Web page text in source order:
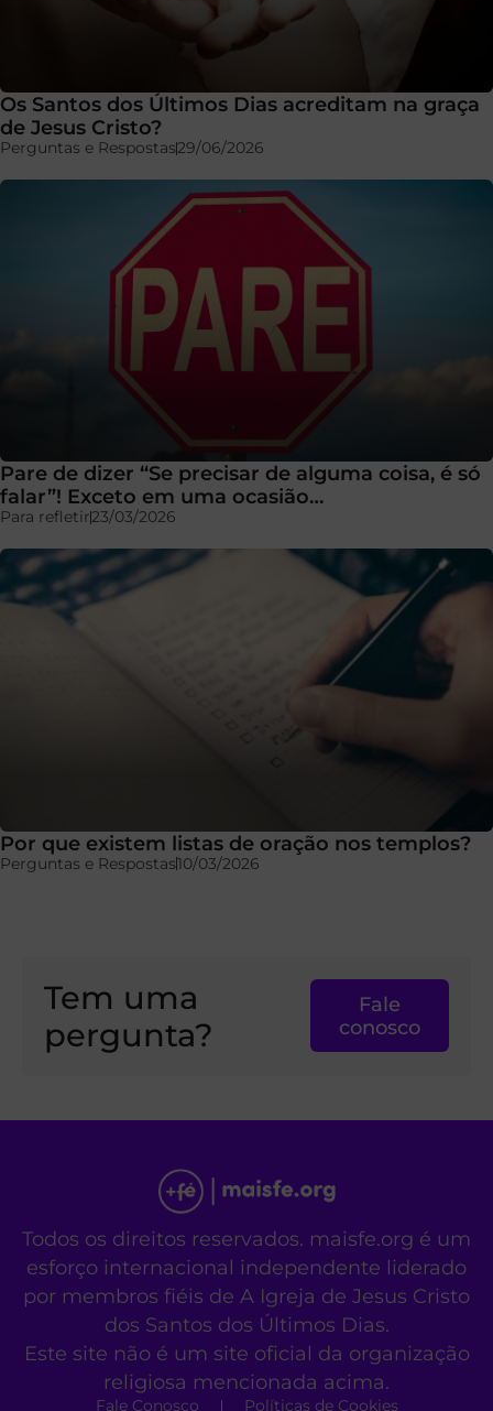
Os Santos dos Últimos Dias acreditam na graça
de Jesus Cristo?
Perguntas e Respostas29/06/2026
Pare de dizer “Se precisar de alguma coisa, é só
falar”! Exceto em uma ocasião…
Para refletir23/03/2026
Por que existem listas de oração nos templos?
Perguntas e Respostas10/03/2026
Tem uma
pergunta?
Fale
conosco
Todos os direitos reservados. maisfe.org é um
esforço internacional independente liderado
por membros fiéis de A Igreja de Jesus Cristo
dos Santos dos Últimos Dias.
Este site não é um site oficial da organização
religiosa mencionada acima.
Fale Conosco Políticas de Cookies